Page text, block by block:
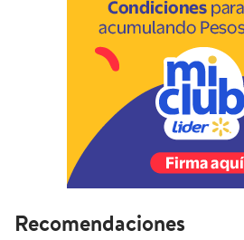
Recomendaciones